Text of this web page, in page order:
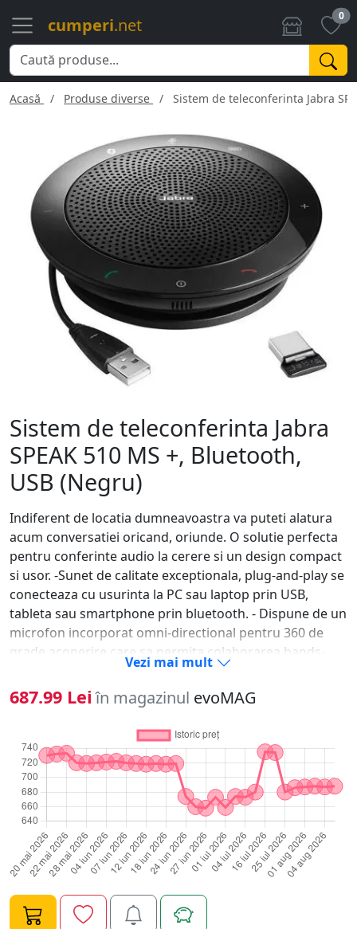
cumperi.net 0
Acasă Produse diverse Sistem de teleconferinta Jabra
Sistem de teleconferinta Jabra
SPEAK 510 MS +, Bluetooth,
USB (Negru)
Indiferent de locatia dumneavoastra va puteti alatura
acum conversatiei oricand, oriunde. O solutie perfecta
pentru conferinte audio la cerere si un design compact
si usor. -Sunet de calitate exceptionala, plug-and-play se
conecteaza cu usurinta la PC sau laptop prin USB,
tableta sau smartphone prin bluetooth. - Dispune de un
microfon incorporat omni-directional pentru 360 de
grade acoperire care sa permita colaborarea hands-
free si sa permita participantilor sa auda si sa fie auziti
din toate unghiurile. -Este posibil sa aveti 2 conexiuni
Bluetooth active cu dispozitivul si a se comuta intre ele
Aceasta caracteristica este disponibila cu versiunea de
firmware 2.7.0. Urmatoarele combinatii sunt posibile: -
Conectat la dispozitivul mobil -Conectat la Jabra Link
360 -Conectat la setul cu casca -Conectat la 2 dispozitive
mobile -Conectat la Jabra Link 360 si un dispozitiv mobil
Dispozitivele conectate vor fi anuntate. -Conectivitate:
USB, Bluetooth -Baterie reincarcabila de pana la 15 ore
de convorbire -Indicatori cu LED-uri pentru interfata
intuitiva. -Este posibil pentru a asocia difuzorul cu un
dongle USB Jabra Link 360, un dispozitiv mobil sau un
set cu casca Bluetooth.
Vezi mai mult
687.99 Lei în magazinul evoMAG